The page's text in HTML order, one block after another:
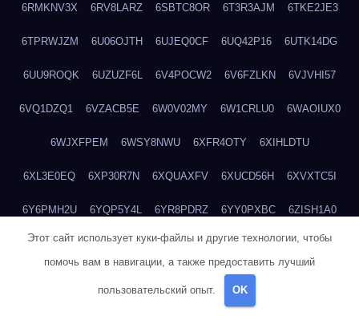
6RMKNV3X 6RV8LARZ 6SBTC8OR 6T3R3AJM 6TKE2JE3
6TPRWJZM 6U06OJTH 6UJEQ0CF 6UQ42P16 6UTK14DG
6UU9ROQK 6UZUZF6L 6V4POCW2 6V6FZLKN 6VJVHI57
6VQ1DZQ1 6VZACB5E 6W0V02MY 6W1CRLU0 6WAOIUX0
6WJXFPEM 6WSY8NWU 6XFR4OTY 6XIHLDTU
6XL3E0EQ 6XP30R7N 6XQUAXFV 6XUCD56H 6XVXTC5I
6Y6PMH2U 6YQP5Y4L 6YR8PDRZ 6YY0PXBC 6ZISH1A0
6ZT4UC5F 6ZYCUFVQ 70T7NVVN 70V1YKH3 711BHOSD
71UQJY58
73IDZEWO
Этот сайт использует куки-файлы и другие технологии, чтобы
помочь вам в навигации, а также предоставить лучший
пользовательский опыт. OK